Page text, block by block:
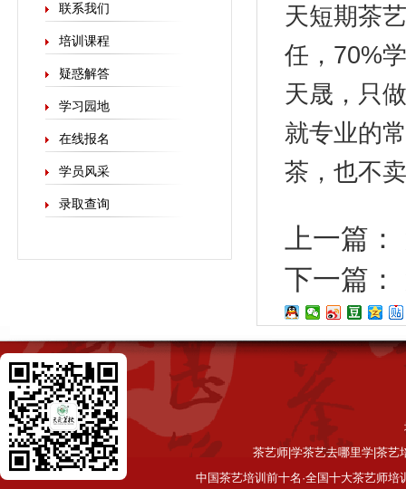
联系我们
培训课程
疑惑解答
学习园地
在线报名
学员风采
录取查询
天短期茶
任，70%
天晟，只
就专业的
茶，也不
上一篇：
下一篇：
茶艺师|学茶艺去哪里学|茶艺
中国茶艺培训前十名·全国十大茶艺师培